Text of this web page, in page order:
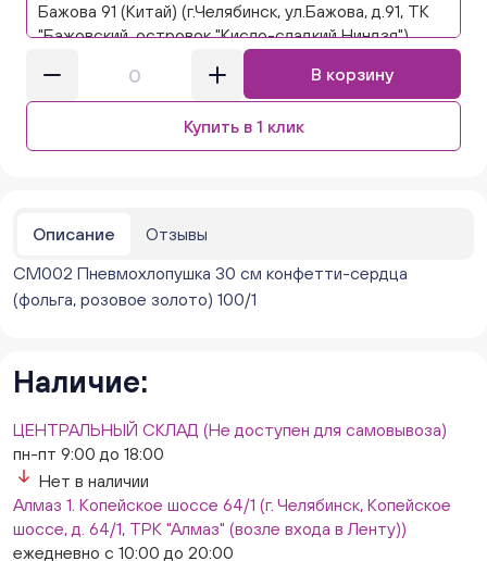
Бажова 91 (Китай) (г.Челябинск, ул.Бажова, д.91, ТК
"Бажовский, островок "Кисло-сладкий Ниндзя")
ежедневно с 10:00 до 20:00
Мало
Бажова 91 Цветы (г. Челябинск, ул.Бажова, д91/1 (на
ежедневно с 10:00 до 20:00
ежедневно с 10:00 до 20:00
Краснопольский 13г (Цветы) (Краснопольский, 13Г)
ежедневно с 10:00 до 20:00
Мало
Невский. Черкасская 17 (г. Челябинск, ул.
Черкасская, д.17/1, за ТК "Невский")
ежедневно с 10:00 до 20:00
Мало
Овчинникова, д 12 (Челябинск, улица Овчинникова,
12А)
В корзину
Купить в 1 клик
Описание
Отзывы
CM002 Пневмохлопушка 30 см конфетти-сердца
(фольга, розовое золото) 100/1
Наличие:
ЦЕНТРАЛЬНЫЙ СКЛАД (Не доступен для самовывоза)
пн-пт 9:00 до 18:00
Нет в наличии
Алмаз 1. Копейское шоссе 64/1 (г. Челябинск, Копейское
шоссе, д. 64/1, ТРК "Алмаз" (возле входа в Ленту))
ежедневно с 10:00 до 20:00